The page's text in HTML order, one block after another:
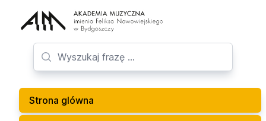
Strona glówna